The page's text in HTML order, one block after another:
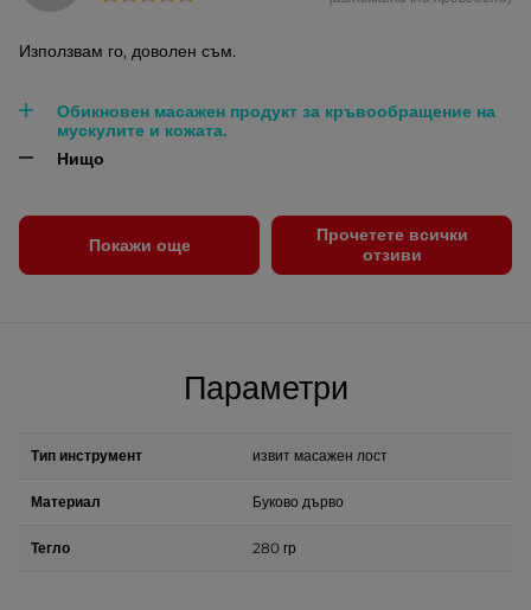
Използвам го, доволен съм.
Обикновен масажен продукт за кръвообращение на
мускулите и кожата.
Нищо
Покажи още
Прочетете всички
отзиви
Параметри
Тип инструмент извит масажен лост
Материал Буково дърво
Тегло 280 гр